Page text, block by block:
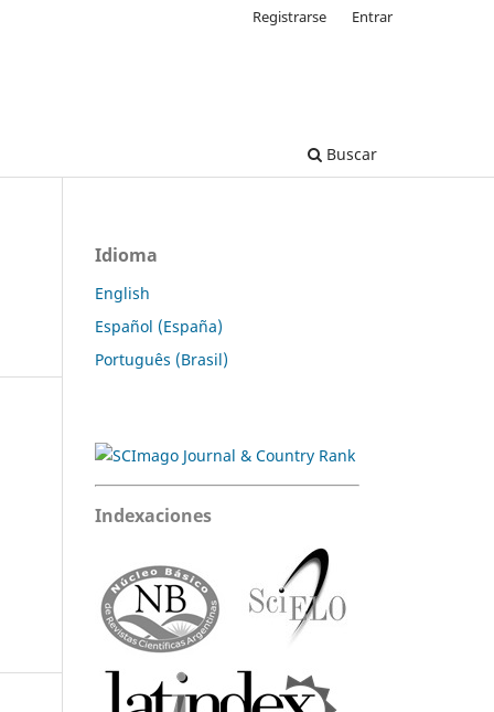
Buscar
Registrarse Entrar
Idioma
English
Español (España)
Português (Brasil)
Indexaciones